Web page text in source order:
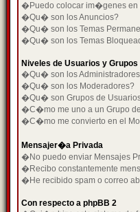
�Puedo colocar im�genes en
�Qu� son los Anuncios?
�Qu� son los Temas
�Qu� son los Temas
Niveles de Usuarios y Grupos
�Qu� son los
�Qu� son los Moderadores?
�Qu� son Grupos de
�C�mo me uno a un Grupo
�C�mo me convierto en el
Mensajer�a Privada
�No puedo enviar Mensajes
�Recibo constantemente
�He recibido spam o correo
Con respecto a phpBB 2